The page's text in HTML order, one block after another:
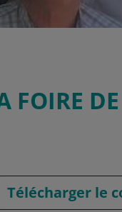
FOIRE
Télécharger le